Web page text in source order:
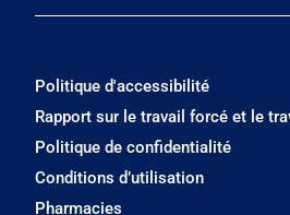
Politique d'accessibilité
Rapport sur le travail forcé et le
Politique de confidentialité
Conditions d’utilisation
Pharmacies